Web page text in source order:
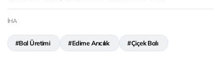
İHA
#Bal Üretimi #Edirne Arıcılık #Çiçek Balı